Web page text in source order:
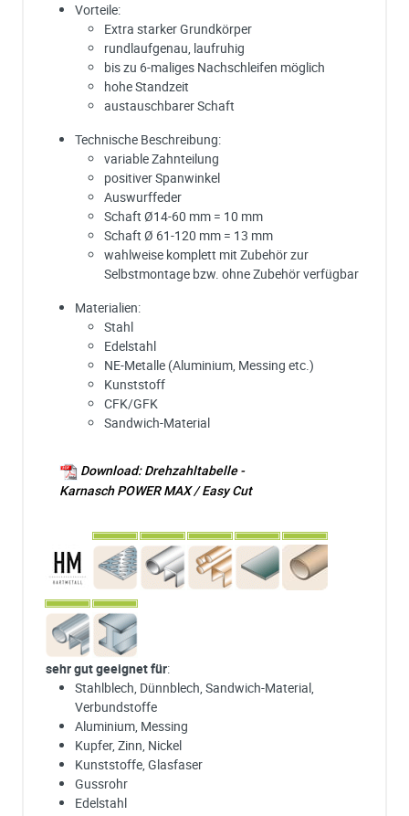
Vorteile:
Extra starker Grundkörper
rundlaufgenau, laufruhig
bis zu 6-maliges Nachschleifen möglich
hohe Standzeit
austauschbarer Schaft
Technische Beschreibung:
variable Zahnteilung
positiver Spanwinkel
Auswurffeder
Schaft Ø14-60 mm = 10 mm
Schaft Ø 61-120 mm = 13 mm
wahlweise komplett mit Zubehör zur
Selbstmontage bzw. ohne Zubehör verfügbar
Materialien:
Stahl
Edelstahl
NE-Metalle (Aluminium, Messing etc.)
Kunststoff
CFK/GFK
Sandwich-Material
Download: Drehzahltabelle -
Karnasch POWER MAX / Easy Cut
sehr gut geeignet für:
Stahlblech, Dünnblech, Sandwich-Material,
Verbundstoffe
Aluminium, Messing
Kupfer, Zinn, Nickel
Kunststoffe, Glasfaser
Gussrohr
Edelstahl